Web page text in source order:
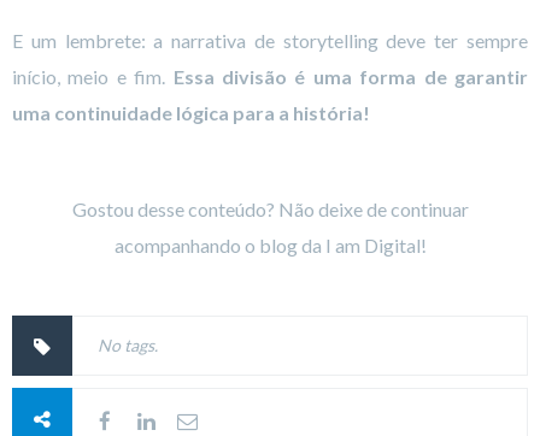
E um lembrete: a narrativa de storytelling deve ter sempre
início, meio e fim. Essa divisão é uma forma de garantir
uma continuidade lógica para a história!
Gostou desse conteúdo? Não deixe de continuar
acompanhando o blog da I am Digital!
No tags.